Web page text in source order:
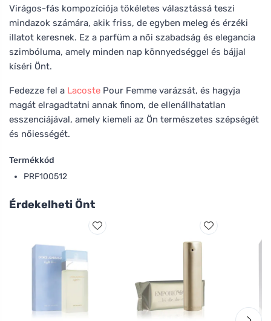
Virágos-fás kompozíciója tökéletes választássá teszi
mindazok számára, akik friss, de egyben meleg és érzéki
illatot keresnek. Ez a parfüm a női szabadság és elegancia
szimbóluma, amely minden nap könnyedséggel és bájjal
kíséri Önt.
Fedezze fel a Lacoste Pour Femme varázsát, és hagyja
magát elragadtatni annak finom, de ellenállhatatlan
esszenciájával, amely kiemeli az Ön természetes szépségét
és nőiességét.
Termékkód
PRF100512
Érdekelheti Önt